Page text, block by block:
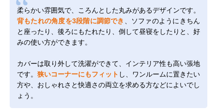
柔らかい雰囲気で、ころんとした丸みがあるデザインです。
背もたれの角度を3段階に調節でき
、ソファのようにきちん
と座ったり、後ろにもたれたり、倒して昼寝をしたりと、好
みの使い方ができます。
カバーは取り外して洗濯ができて、インテリア性も高い張地
です。 狭いコーナーにもフィット し、ワンルームに置きたい
方や、おしゃれさと快適さの両立を求める方などによいでし
ょう。